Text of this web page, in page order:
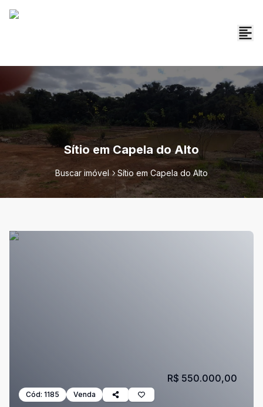
Sítio em Capela do Alto
Buscar imóvel Sítio em Capela do Alto
Cód: 1185 Venda
R$ 550.000,00